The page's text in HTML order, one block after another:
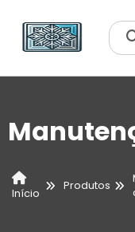
Início
Produtos